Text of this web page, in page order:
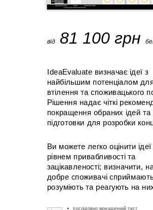
IdeaEvaluate визначає ідеї з
найбільшим потенціалом для
втілення та споживацького
Рішення надає чіткі
покращення обраних ідей та
підготовки для розробки
послідовно монадичний тест
Ви можете легко оцінити ідеї
рівнем привабливості та
зацікавленості; визначити,
добре споживачі
розуміють та реагують на
від 81 100 грн